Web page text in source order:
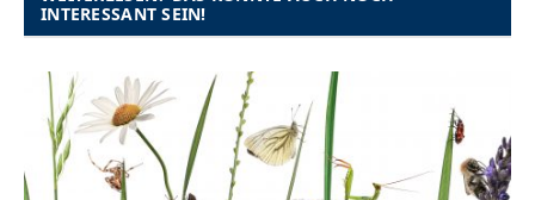
INTERESSANT SEIN!